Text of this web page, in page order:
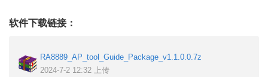
软件下载链接：
RA8889_AP_tool_Guide_Package_v1.1.0.0.7z
2024-7-2 12:32 上传